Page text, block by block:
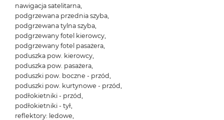
nawigacja satelitarna,
podgrzewana przednia szyba,
podgrzewana tylna szyba,
podgrzewany fotel kierowcy,
podgrzewany fotel pasażera,
poduszka pow. kierowcy,
poduszka pow. pasażera,
poduszki pow. boczne - przód,
poduszki pow. kurtynowe - przód,
podłokietniki - przód,
podłokietniki - tył,
reflektory: ledowe,